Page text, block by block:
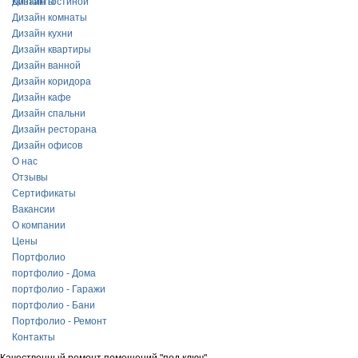
Дизайн комнаты
Дизайн кухни
Дизайн квартиры
Дизайн ванной
Дизайн коридора
Дизайн кафе
Дизайн спальни
Дизайн ресторана
Дизайн офисов
О нас
Отзывы
Сертификаты
Вакансии
О компании
Цены
Портфолио
портфолио - Дома
портфолио - Гаражи
портфолио - Бани
Портфолио - Ремонт
Контакты